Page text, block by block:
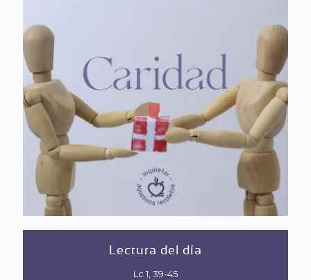
Lectura del día
Lc 1, 39-45